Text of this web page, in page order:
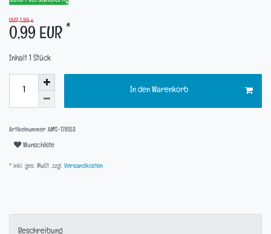
UVP 1,99 €
0,99 EUR
*
Inhalt Stück
In den Warenkorb
Artikelnummer AMS-178153
Wunschliste
* inkl. ges. MwSt. zzgl. Versandkosten
Beschreibung